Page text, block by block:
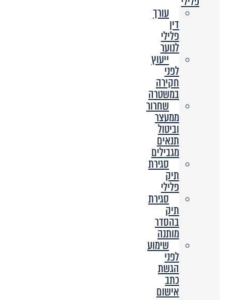
עורך
דין
פלילי
לנוער
ייעוץ
לפני
חקירה
במשטרה
שחרור
ממעצר
וביטול
תנאים
מגבילים
סגירת
תיק
פלילי
סגירת
תיק
בהסדר
מותנה
שימוע
לפני
הגשת
כתב
אישום